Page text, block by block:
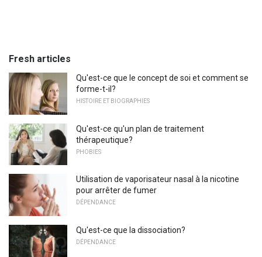
Fresh articles
Qu'est-ce que le concept de soi et comment se
forme-t-il?
HISTOIRE ET BIOGRAPHIES
Qu'est-ce qu'un plan de traitement
thérapeutique?
PHOBIES
Utilisation de vaporisateur nasal à la nicotine
pour arrêter de fumer
DÉPENDANCE
Qu'est-ce que la dissociation?
DÉPENDANCE